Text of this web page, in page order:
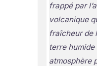
frappé par
volcanique
fraîcheur de
terre
atmosphère